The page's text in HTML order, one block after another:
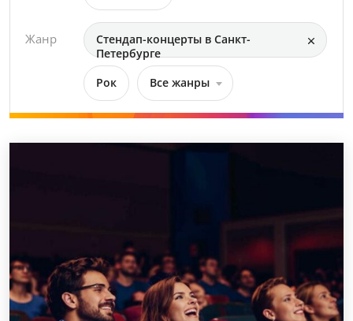
Жанр
Стендап-концерты в Санкт-
Петербурге
Рок
Все жанры